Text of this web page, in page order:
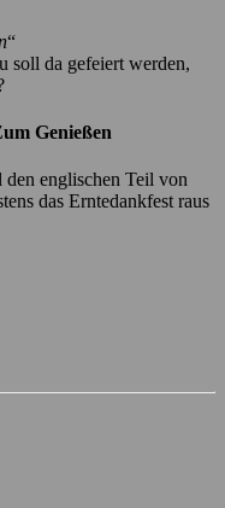
“
soll da gefeiert werden,
Genießen
englischen Teil von
das Erntedankfest raus